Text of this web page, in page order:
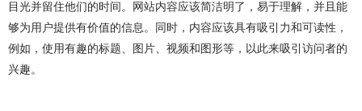
企业网站建设 企业网站制作 公司网站建设
公司网站制作 企业网站设计 企业建网站
目光并留住他们的时间。网站内容应该简洁明了，易于理解，并且能
够为用户提供有价值的信息。同时，内容应该具有吸引力和可读性，
例如，使用有趣的标题、图片、视频和图形等，以此来吸引访问者的
兴趣。